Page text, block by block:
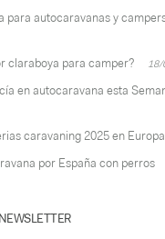
para autocaravanas y
claraboya para camper?
en autocaravana esta
caravaning 2025 en Europa
por España con perros